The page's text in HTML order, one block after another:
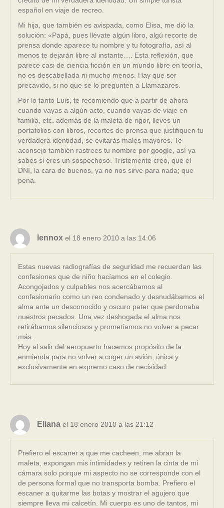
español en viaje de recreo.
Mi hija, que también es avispada, como Elisa, me dió la
solución: «Papá, pues llévate algún libro, algú recorte de
prensa donde aparece tu nombre y tu fotografía, así al
menos te dejarán libre al instante…. Esta reflexión, que
parece casi de ciencia ficción en un mundo libre en teoría,
no es descabellada ni mucho menos. Hay que ser
precavido, si no que se lo pregunten a Llamazares.
Por lo tanto Luis, te recomiendo que a partir de ahora
cuando vayas a algún acto, cuando vayas de viaje en
familia, etc. además de la maleta de rigor, lleves un
portafolios con libros, recortes de prensa que justifiquen tu
verdadera identidad, se evitarás males mayores. Te
aconsejo también rastrees tu nombre por google, así ya
sabes si eres un sospechoso. Tristemente creo, que el
DNI, la cara de buenos, ya no nos sirve para nada; que
pena.
lennox el 18 enero 2010 a las 14:06
Estas nuevas radiografías de seguridad me recuerdan las
confesiones que de niño hacíamos en el colegio.
Acongojados y culpables nos acercábamos al
confesionario como un reo condenado y desnudábamos el
alma ante un desconocido y oscuro pater que perdonaba
nuestros pecados. Una vez deshogada el alma nos
retirábamos silenciosos y prometíamos no volver a pecar
más.
Hoy al salir del aeropuerto hacemos propósito de la
enmienda para no volver a coger un avión, única y
exclusivamente en expremo caso de necisidad.
Eliana el 18 enero 2010 a las 21:12
Prefiero el escaner a que me cacheen, me abran la
maleta, expongan mis intimidades y retiren la cinta de mi
cámara solo porque mi aspecto no se corresponde con el
de persona formal que no transporta bomba. Prefiero el
escaner a quitarme las botas y mostrar el agujero que
siempre lleva mi calcetín. Mi cuerpo es uno de tantos, mi